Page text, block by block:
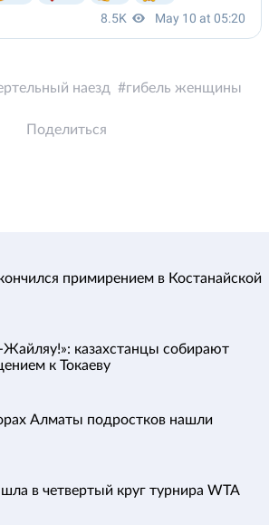
наезд гибель женщины
Поделиться
примирением в Костанайской
Жайляу!»: казахстанцы собирают
к Токаеву
Алматы подростков нашли
в четвертый круг турнира WTA